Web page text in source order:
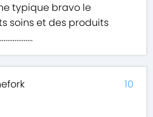
typique bravo le
soins et des produits
10